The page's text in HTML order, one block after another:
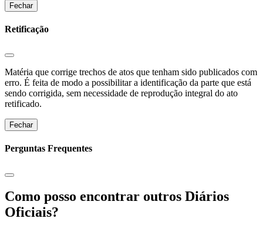
Fechar
Retificação
Matéria que corrige trechos de atos que tenham sido publicados com
erro. É feita de modo a possibilitar a identificação da parte que está
sendo corrigida, sem necessidade de reprodução integral do ato
retificado.
Fechar
Perguntas Frequentes
Como posso encontrar outros Diários
Oficiais?